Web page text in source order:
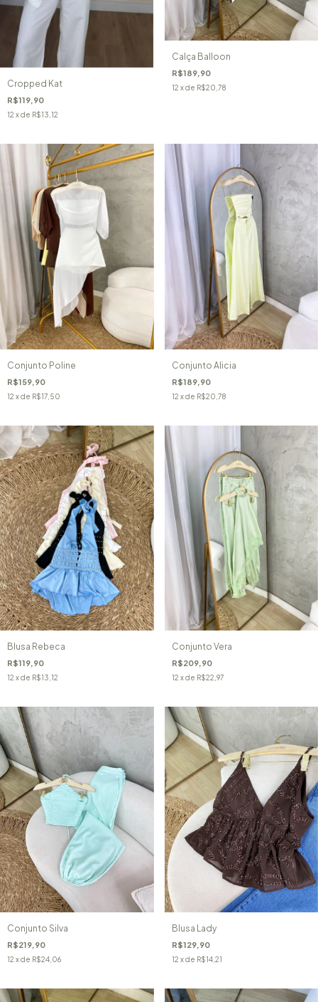
Cropped Kat
R$119,90
12 x de R$13,12
Calça Balloon
R$189,90
12 x de R$20,78
Conjunto Poline
R$159,90
12 x de R$17,50
Conjunto Alicia
R$189,90
12 x de R$20,78
Blusa Rebeca
R$119,90
12 x de R$13,12
Conjunto Vera
R$209,90
12 x de R$22,97
Conjunto Silva
R$219,90
12 x de R$24,06
Blusa Lady
R$129,90
12 x de R$14,21